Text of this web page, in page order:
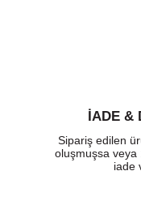
İADE &
Sipariş edilen
oluşmuşsa veya
iade